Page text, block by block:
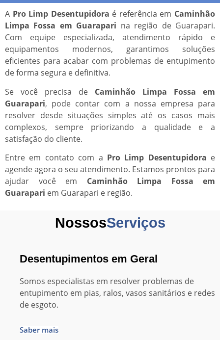
A Pro Limp Desentupidora é referência em Caminhão
Limpa Fossa em Guarapari na região de Guarapari.
Com equipe especializada, atendimento rápido e
equipamentos modernos, garantimos soluções
eficientes para acabar com problemas de entupimento
de forma segura e definitiva.
Se você precisa de Caminhão Limpa Fossa em
Guarapari, pode contar com a nossa empresa para
resolver desde situações simples até os casos mais
complexos, sempre priorizando a qualidade e a
satisfação do cliente.
Entre em contato com a Pro Limp Desentupidora e
agende agora o seu atendimento. Estamos prontos para
ajudar você em Caminhão Limpa Fossa em
Guarapari em Guarapari e região.
NossosServiços
Desentupimentos em Geral
Somos especialistas em resolver problemas de
entupimento em pias, ralos, vasos sanitários e redes
de esgoto.
Saber mais